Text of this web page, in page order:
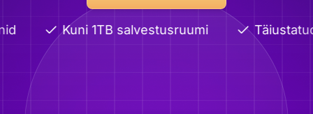
Kuni 1TB salvestusruumi